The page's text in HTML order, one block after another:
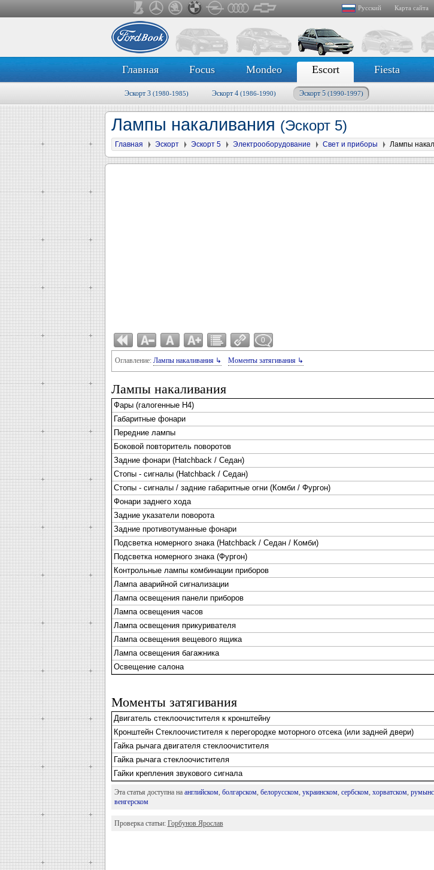
Русский Карта сайта
Главная Focus Mondeo Escort Fiesta
Эскорт 3 (1980-1985) Эскорт 4 (1986-1990) Эскорт 5 (1990-1997)
Лампы накаливания (Эскорт 5)
Главная Эскорт Эскорт 5 Электрооборудование Свет и приборы Лампы
0
Оглавление: Лампы накаливания ↳ Моменты затягивания ↳
Лампы накаливания
Фары (галогенные Н4)
Габаритные фонари
Передние лампы
Боковой повторитель поворотов
Задние фонари (Hatchback / Седан)
Стопы - сигналы (Hatchback / Седан)
Стопы - сигналы / задние габаритные огни (Комби / Фургон)
Фонари заднего хода
Задние указатели поворота
Задние противотуманные фонари
Подсветка номерного знака (Hatchback / Седан / Комби)
Подсветка номерного знака (Фургон)
Контрольные лампы комбинации приборов
Лампа аварийной сигнализации
Лампа освещения панели приборов
Лампа освещения часов
Лампа освещения прикуривателя
Лампа освещения вещевого ящика
Лампа освещения багажника
Освещение салона
Моменты затягивания
Двигатель стеклоочистителя к кронштейну
Кронштейн Стеклоочистителя к перегородке моторного отсека (или задней двери)
Гайка рычага двигателя стеклоочистителя
Гайка рычага стеклоочистителя
Гайки крепления звукового сигнала
Эта статья доступна на английском, болгарском, белорусском, украинском, сербском, хорватском,
венгерском
Проверка статьи: Горбунов Ярослав